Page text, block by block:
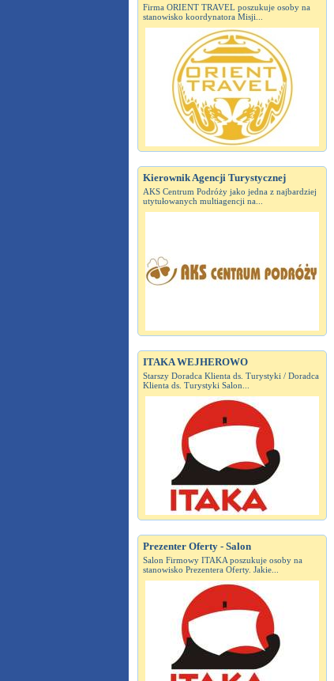
Firma ORIENT TRAVEL poszukuje osoby na
stanowisko koordynatora Misji...
Kierownik Agencji Turystycznej
AKS Centrum Podróży jako jedna z najbardziej
utytułowanych multiagencji na...
ITAKA WEJHEROWO
Starszy Doradca Klienta ds. Turystyki / Doradca
Klienta ds. Turystyki Salon...
Prezenter Oferty - Salon
Salon Firmowy ITAKA poszukuje osoby na
stanowisko Prezentera Oferty. Jakie...